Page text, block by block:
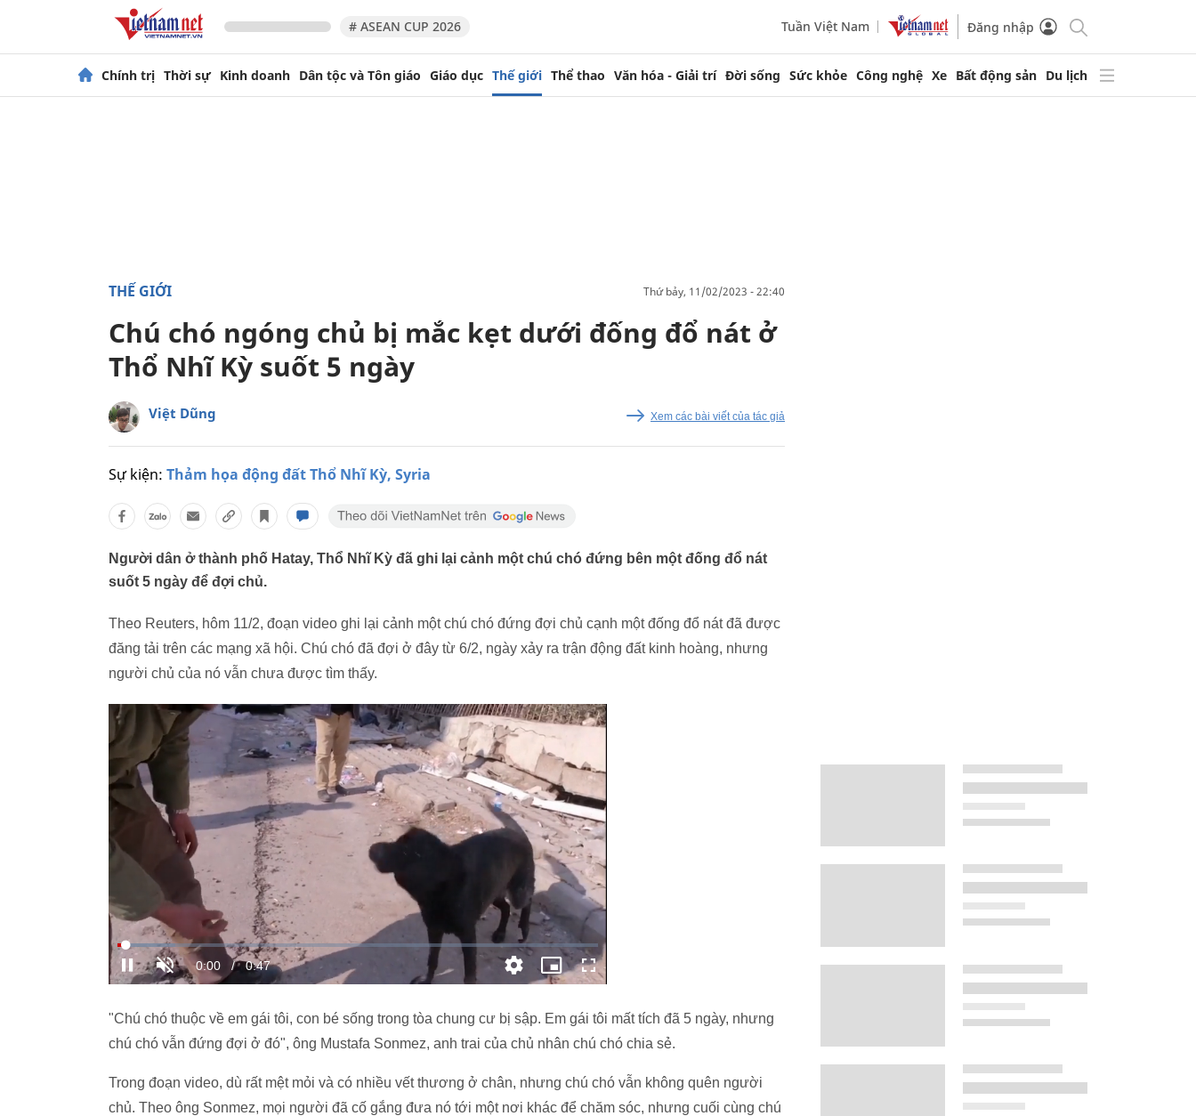
# ASEAN CUP 2026 Tuần Việt Nam Đăng nhập
Chính trị Thời sự Kinh doanh Dân tộc và Tôn giáo Giáo dục Thế giới Thể thao Văn hóa - Giải trí Đời sống Sức khỏe Công nghệ Xe Bất động sản Du lịch
THẾ GIỚI thứ bảy, 11/02/2023 - 22:40
Chú chó ngóng chủ bị mắc kẹt dưới đống đổ nát ở
Thổ Nhĩ Kỳ suốt 5 ngày
Việt Dũng Xem các bài viết của tác giả
Sự kiện: Thảm họa động đất Thổ Nhĩ Kỳ, Syria
Người dân ở thành phố Hatay, Thổ Nhĩ Kỳ đã ghi lại cảnh một chú chó đứng bên một đống đổ nát
suốt 5 ngày để đợi chủ.
Theo Reuters, hôm 11/2, đoạn video ghi lại cảnh một chú chó đứng đợi chủ cạnh một đống đổ nát đã được
đăng tải trên các mạng xã hội. Chú chó đã đợi ở đây từ 6/2, ngày xảy ra trận động đất kinh hoàng, nhưng
người chủ của nó vẫn chưa được tìm thấy.
"Chú chó thuộc về em gái tôi, con bé sống trong tòa chung cư bị sập. Em gái tôi mất tích đã 5 ngày, nhưng
chú chó vẫn đứng đợi ở đó", ông Mustafa Sonmez, anh trai của chủ nhân chú chó chia sẻ.
Trong đoạn video, dù rất mệt mỏi và có nhiều vết thương ở chân, nhưng chú chó vẫn không quên người
chủ. Theo ông Sonmez, mọi người đã cố gắng đưa nó tới một nơi khác để chăm sóc, nhưng cuối cùng chú